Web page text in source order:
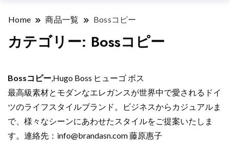
Home 商品一覧 Bossコピー
カテゴリー: Bossコピー
Bossコピー,Hugo Boss ヒューゴ ボス
最高級素材とモダンなエレガンスが世界中で愛されるドイ
ツのライフスタイルブランド。ビジネスからカジュアルま
で、様々なシーンにあわせたスタイルをご提案いたしま
す。連絡先： info@brandasn.com藤原惠子